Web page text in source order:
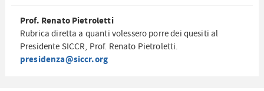
Prof. Renato Pietroletti
Rubrica diretta a quanti volessero porre dei quesiti al
Presidente SICCR, Prof. Renato Pietroletti.
presidenza@siccr.org